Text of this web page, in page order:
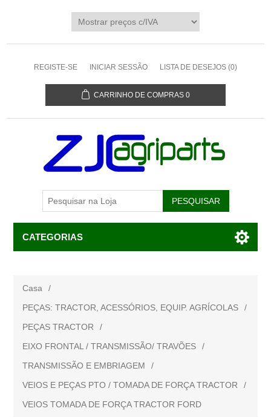
REGISTE-SE INICIAR SESSÃO LISTA DE DESEJOS (0)
CARRINHO DE COMPRAS 0
CATEGORIAS
Casa
/
PEÇAS: TRACTOR, ACESSÓRIOS, EQUIP. AGRÍCOLAS
/
PEÇAS TRACTOR
/
EIXO FRONTAL / TRANSMISSÃO/ TRAVÕES
/
TRANSMISSÃO E EMBRIAGEM
/
VEIOS E PEÇAS PTO / TOMADA DE FORÇA TRACTOR
/
VEIOS TOMADA DE FORÇA TRACTOR FORD